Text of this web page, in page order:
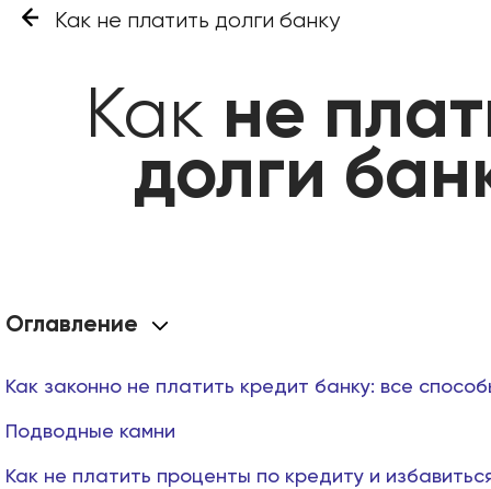
Как не платить долги банку
Как не
долги
Оглавление
Как законно не платить кредит банку: все
Подводные камни
Как не платить проценты по кредиту и